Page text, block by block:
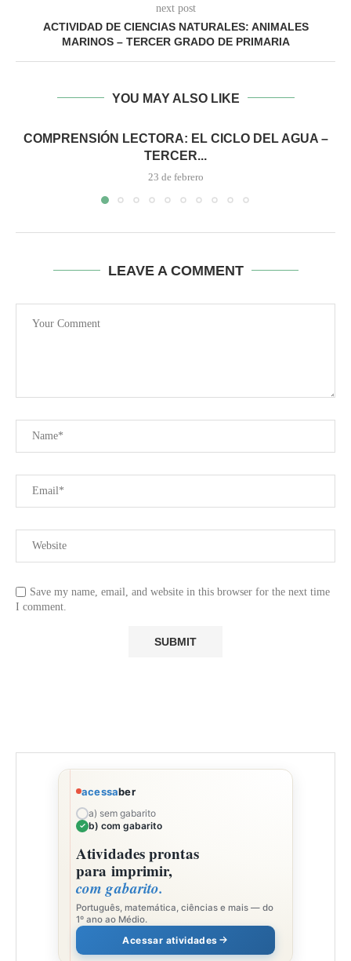
next post
ACTIVIDAD DE CIENCIAS NATURALES: ANIMALES
MARINOS – TERCER GRADO DE PRIMARIA
YOU MAY ALSO LIKE
COMPRENSIÓN LECTORA: EL CICLO DEL AGUA –
TERCER...
23 de febrero
LEAVE A COMMENT
Save my name, email, and website in this browser for the next time
I comment.
acessaber
a) sem gabarito
b) com gabarito
Atividades prontas
para imprimir,
com gabarito.
Português, matemática, ciências e mais — do
1º ano ao Médio.
Acessar atividades